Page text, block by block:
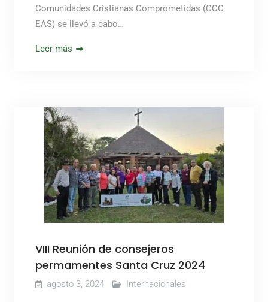
Comunidades Cristianas Comprometidas (CCC
EAS) se llevó a cabo…
Leer más
VIII Reunión de consejeros
permamentes Santa Cruz 2024
agosto 3, 2024 Internacionales